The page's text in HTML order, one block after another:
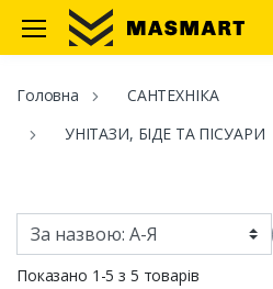
Masmart
Головна
САНТЕХНІКА
УНІТАЗИ, БІДЕ ТА ПІСУАРИ
Показано 1-5 з 5 товарів